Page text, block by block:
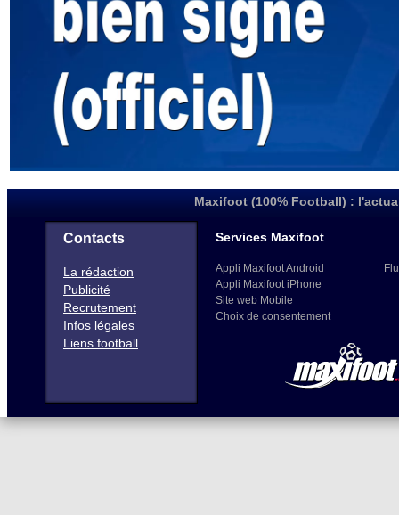
Maxifoot (100% Football) :
Contacts
La rédaction
Publicité
Recrutement
Infos légales
Liens football
Services Maxifoot
Appli Maxifoot Android
Appli Maxifoot iPhone
Site web Mobile
Choix de consentement